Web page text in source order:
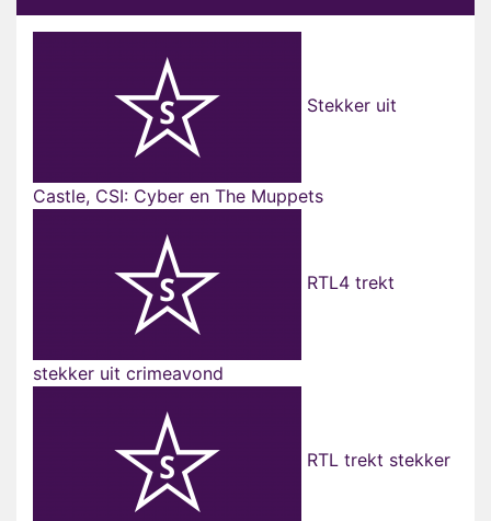
Stekker uit
Castle, CSI: Cyber en The Muppets
RTL4 trekt
stekker uit crimeavond
RTL trekt stekker